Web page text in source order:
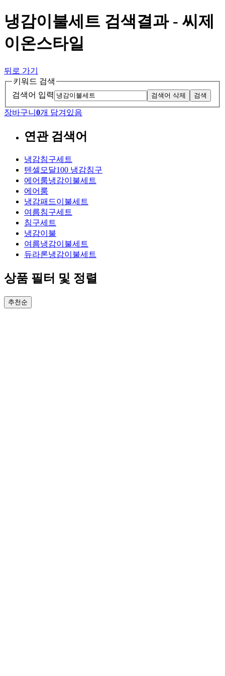
냉감이불세트 검색결과 - 씨제
이온스타일
뒤로 가기
키워드 검색
검색어 입력
검색어 삭제 검색
장바구니 0개 담겨있음
연관 검색어
냉감침구세트
텐셀모달100 냉감침구
에어룸냉감이불세트
에어룸
냉감패드이불세트
여름침구세트
침구세트
냉감이불
여름냉감이불세트
듀라론냉감이불세트
상품 필터 및 정렬
추천순